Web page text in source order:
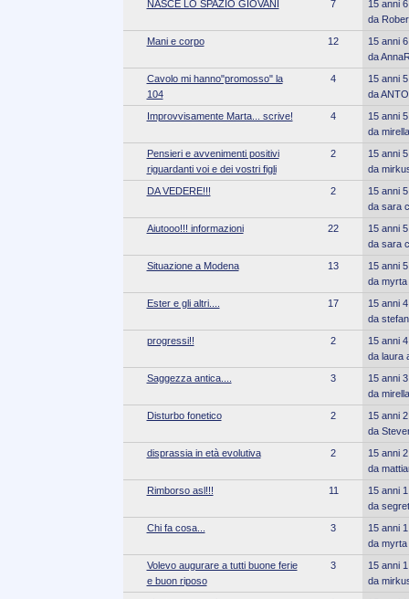
NASCE LO SPAZIO GIOVANI
7
15 anni
da
Mani e corpo
12
15 anni
da
Cavolo mi hanno"promosso" la
104
4
15 anni
da ANTO
Improvvisamente Marta... scrive!
4
15 anni
da mirella
Pensieri e avvenimenti positivi
riguardanti voi e dei vostri figli
2
15 anni
da
DA VEDERE!!!
2
15 anni
da sara
Aiutooo!!! informazioni
22
15 anni
da sara
Situazione a Modena
13
15 anni
da myrta
Ester e gli altri....
17
15 anni
da
progressi!!
2
15 anni
da laura
Saggezza antica....
3
15 anni
da mirella
Disturbo fonetico
2
15 anni
da
disprassia in età evolutiva
2
15 anni
da
Rimborso asl!!!
11
15 anni
da
Chi fa cosa...
3
15 anni
da myrta
Volevo augurare a tutti buone ferie
e buon riposo
3
15 anni
da